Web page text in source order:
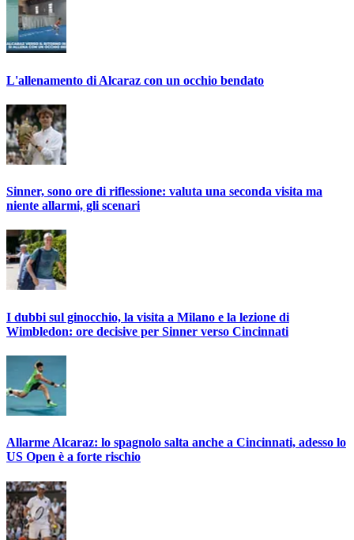
L'allenamento di Alcaraz con un occhio bendato
Sinner, sono ore di riflessione: valuta una seconda visita ma
niente allarmi, gli scenari
I dubbi sul ginocchio, la visita a Milano e la lezione di
Wimbledon: ore decisive per Sinner verso Cincinnati
Allarme Alcaraz: lo spagnolo salta anche a Cincinnati, adesso lo
US Open è a forte rischio